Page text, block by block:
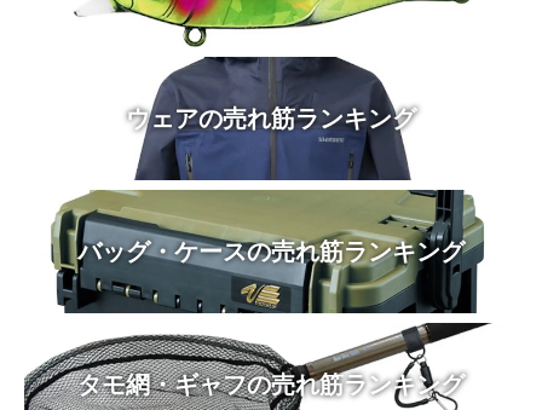
ウェアの売れ筋ランキング
バッグ・ケースの売れ筋ランキング
タモ網・ギャフの売れ筋ランキング